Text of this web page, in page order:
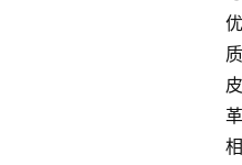
优
质
皮
革
相